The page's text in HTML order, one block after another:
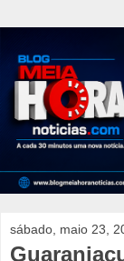
sábado, maio 23,